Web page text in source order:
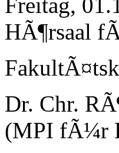
Freitag,
HÃ¶rsaal
Dr. Chr.
(MPI fÃ¼r